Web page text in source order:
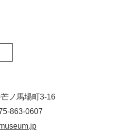
ノ馬場町3-16
863-0607